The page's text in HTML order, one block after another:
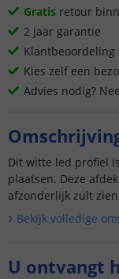
Gratis retour
2 jaar garantie
Klantbeoordeling
Kies zelf een
Advies nodig?
Dit witte led profiel
plaatsen. Deze
afzonderlijk zult
Bekijk volledige
U ontvangt